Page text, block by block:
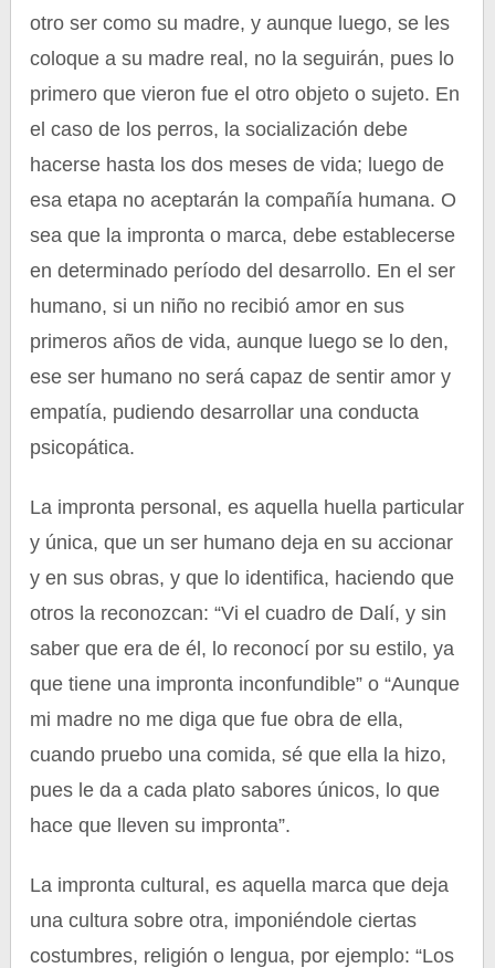
otro ser como su madre, y aunque luego, se les
coloque a su madre real, no la seguirán, pues lo
primero que vieron fue el otro objeto o sujeto. En
el caso de los perros, la socialización debe
hacerse hasta los dos meses de vida; luego de
esa etapa no aceptarán la compañía humana. O
sea que la impronta o marca, debe establecerse
en determinado período del desarrollo. En el ser
humano, si un niño no recibió amor en sus
primeros años de vida, aunque luego se lo den,
ese ser humano no será capaz de sentir amor y
empatía, pudiendo desarrollar una conducta
psicopática.
La impronta personal, es aquella huella particular
y única, que un ser humano deja en su accionar
y en sus obras, y que lo identifica, haciendo que
otros la reconozcan: “Vi el cuadro de Dalí, y sin
saber que era de él, lo reconocí por su estilo, ya
que tiene una impronta inconfundible” o “Aunque
mi madre no me diga que fue obra de ella,
cuando pruebo una comida, sé que ella la hizo,
pues le da a cada plato sabores únicos, lo que
hace que lleven su impronta”.
La impronta cultural, es aquella marca que deja
una cultura sobre otra, imponiéndole ciertas
costumbres, religión o lengua, por ejemplo: “Los